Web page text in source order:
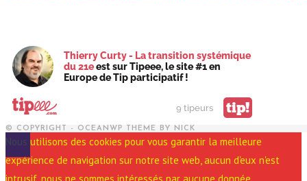
Thierry Curty - La transition systémique
du 21eest sur Tipeee, le site #1 en
Europe de Tip participatif !
9 tipeurs tip!
© COPYRIGHT - OCEANWP THEME BY NICK
Nous utilisons des cookies pour vous garantir la meilleure
expérience de navigation sur notre site web, aucun d'eux n'est